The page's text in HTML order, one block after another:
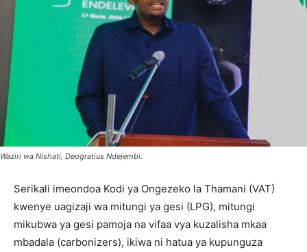
Waziri wa Nishati, Deogratius Ndejembi.
Serikali imeondoa Kodi ya Ongezeko la Thamani (VAT)
kwenye uagizaji wa mitungi ya gesi (LPG), mitungi
mikubwa ya gesi pamoja na vifaa vya kuzalisha mkaa
mbadala (carbonizers), ikiwa ni hatua ya kupunguza